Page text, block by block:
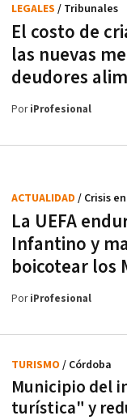
El costo de
las nuevas
deudores
LEGALES / Tribunales
PoriProfesional
La UEFA
Infantino y
boicotear los
ACTUALIDAD / Crisis
PoriProfesional
Municipio del
turística" y
TURISMO / Córdoba